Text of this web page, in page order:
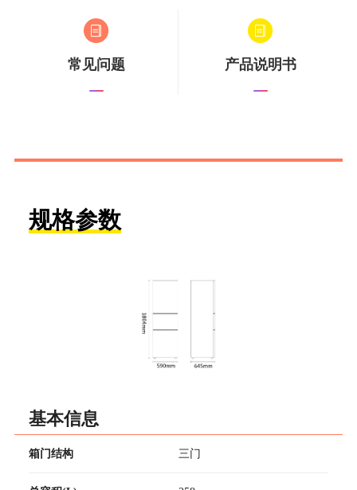
常见问题 产品说明书
规格参数
基本信息
箱门结构 三门